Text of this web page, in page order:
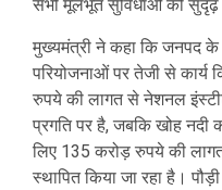
सभी मूलभूत सुविधाओं को सुदृढ़
मुख्यमंत्री ने कहा कि जनपद
परियोजनाओं पर तेजी से कार्य
रुपये की लागत से नेशनल
प्रगति पर है, जबकि खोह
लिए 135 करोड़ रुपये की
स्थापित किया जा रहा है।